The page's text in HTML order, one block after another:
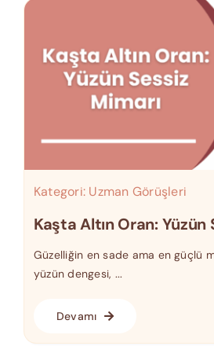
Kategori: Uzman Görüşleri
Kaşta Altın Oran: Yüzün
Güzelliğin en sade ama en güçlü
yüzün dengesi, ...
Devamı